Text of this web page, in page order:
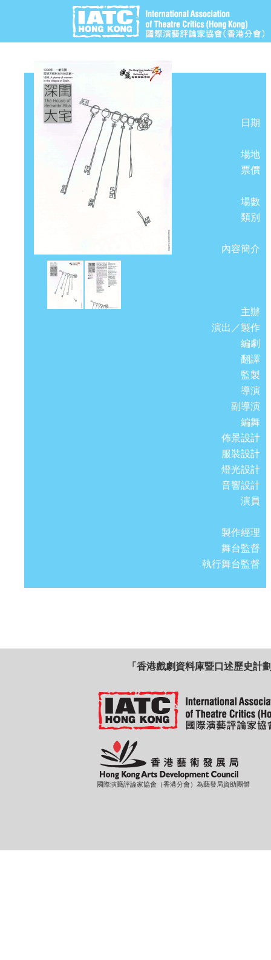
日期
場地
票價
場數
類別
內容簡介
主辦
演出／製作
編劇
翻譯
監製
導演
副導演
編舞
佈景設計
服裝設計
燈光設計
音響設計
演員
製作經理
舞台監督
執行舞台監督
「香港戲劇資料庫暨口述歷史計
國際演藝評論家協會（香港分會）為藝發局資助團體